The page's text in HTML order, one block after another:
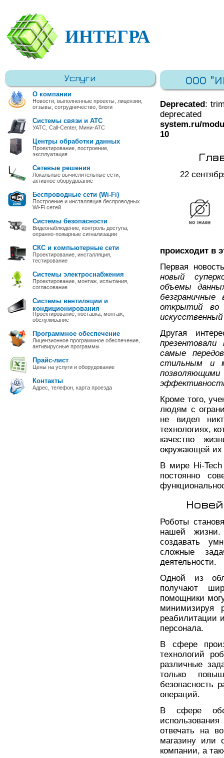
ИНТЕГРА
Услуги
О компании
Новости, выполненные проекты, лицензии,
отзывы, сотрудничество, блоги
Системы связи и АТС
УАТС, Call-Center, Мини-АТС
Центры обработки данных
Проектирование, построение,
эксплуатация
Сетевые решения
Локальные вычислительные сети,
активное оборудование
Беспроводные сети (Wi-Fi)
Построение и инсталляция беспроводных
Wi-Fi сетей
Системы безопасности
Видеонаблюдение, контроль доступа,
охранно-пожарные сигнализации
СКС и компьютерные сети
Проектирование, инсталляция,
тестирование
Системы электроснабжения
Проектирование, монтаж, испытания,
согласование
Системы вентиляции и
кондиционирования
Проектирование, поставка, монтаж,
обслуживание
Программное обеспечение
Лицензионное программное обеспечение,
антивирусные программы
Прайс-лист
Цены на услуги и оборудование
Контакты
Адрес, телефон, карта проезда
ООО
Deprecated:
system.ru/
10
22
происходит в
Первая
новый
объемы
открытий во
Другая
самые
стильным и
Кроме того,
людям с
не видел
технологиях,
качество
окружающей их
В мире Hi-Tech
постоянно
Роботы
нашей жизни.
создавать
сложные
деятельности.
Одной из
получают
помощники
минимизируя
реабилитации
персонала.
В сфере
технологий
различные
только
безопасность
операций.
В сфере
отвечать на
магазину или
компании, а